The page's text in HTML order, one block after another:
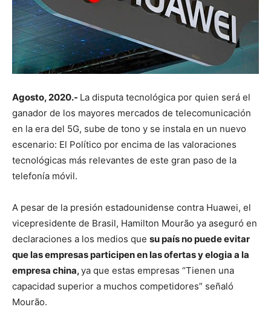
Agosto, 2020.- La disputa tecnológica por quien será el
ganador de los mayores mercados de telecomunicación
en la era del 5G, sube de tono y se instala en un nuevo
escenario: El Político por encima de las valoraciones
tecnológicas más relevantes de este gran paso de la
telefonía móvil.
A pesar de la presión estadounidense contra Huawei, el
vicepresidente de Brasil, Hamilton Mourão ya aseguró en
declaraciones a los medios que su país no puede evitar
que las empresas participen en las ofertas y elogia a la
empresa china,ya que estas empresas “Tienen una
capacidad superior a muchos competidores” señaló
Mourão.